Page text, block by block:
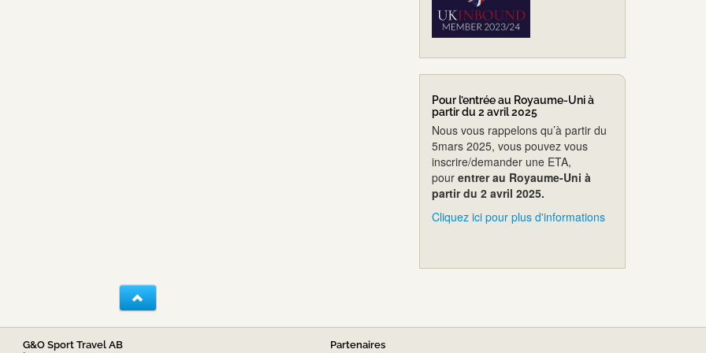
Pour l’entrée au Royaume-Uni à
partir du 2 avril 2025
Nous vous rappelons qu’à partir du
5mars 2025, vous pouvez vous
inscrire/demander une ETA,
pour entrer au Royaume-Uni à
partir du 2 avril 2025.
Cliquez ici pour plus d'informations
G&O Sport Travel AB Partenaires